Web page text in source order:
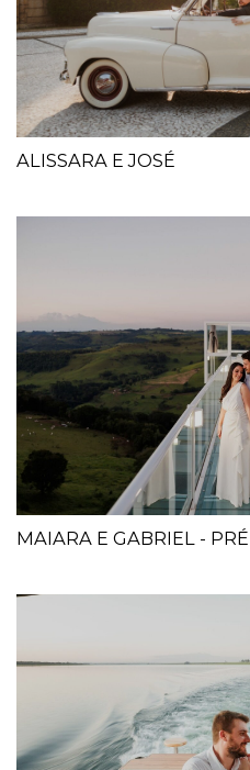
ALISSARA E JOSÉ
MAIARA E GABRIEL -